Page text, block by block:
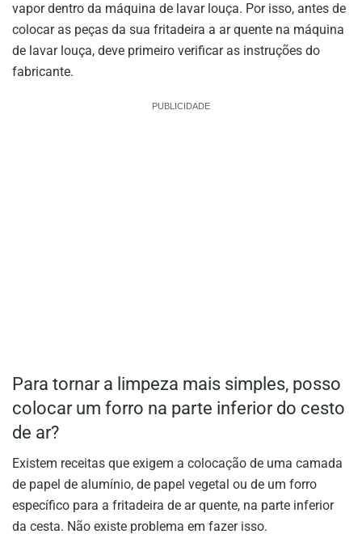
vapor dentro da máquina de lavar louça. Por isso, antes de
colocar as peças da sua fritadeira a ar quente na máquina
de lavar louça, deve primeiro verificar as instruções do
fabricante.
PUBLICIDADE
Para tornar a limpeza mais simples, posso
colocar um forro na parte inferior do cesto
de ar?
Existem receitas que exigem a colocação de uma camada
de papel de alumínio, de papel vegetal ou de um forro
específico para a fritadeira de ar quente, na parte inferior
da cesta. Não existe problema em fazer isso.